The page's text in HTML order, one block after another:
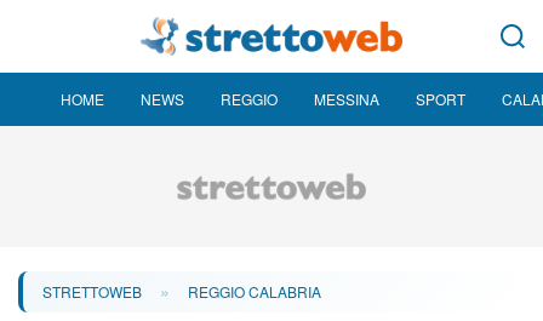
HOME NEWS REGGIO MESSINA SPORT
STRETTOWEB » REGGIO CALABRIA